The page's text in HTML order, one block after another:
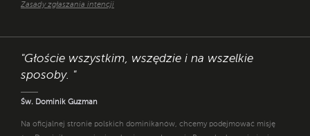
Zasady zgłaszania intencji
"Głoście wszystkim, wszędzie i na wszelkie
sposoby. "
Św. Dominik Guzman
Na oficjalnej stronie polskich dominikanów, chcemy podejmować misję